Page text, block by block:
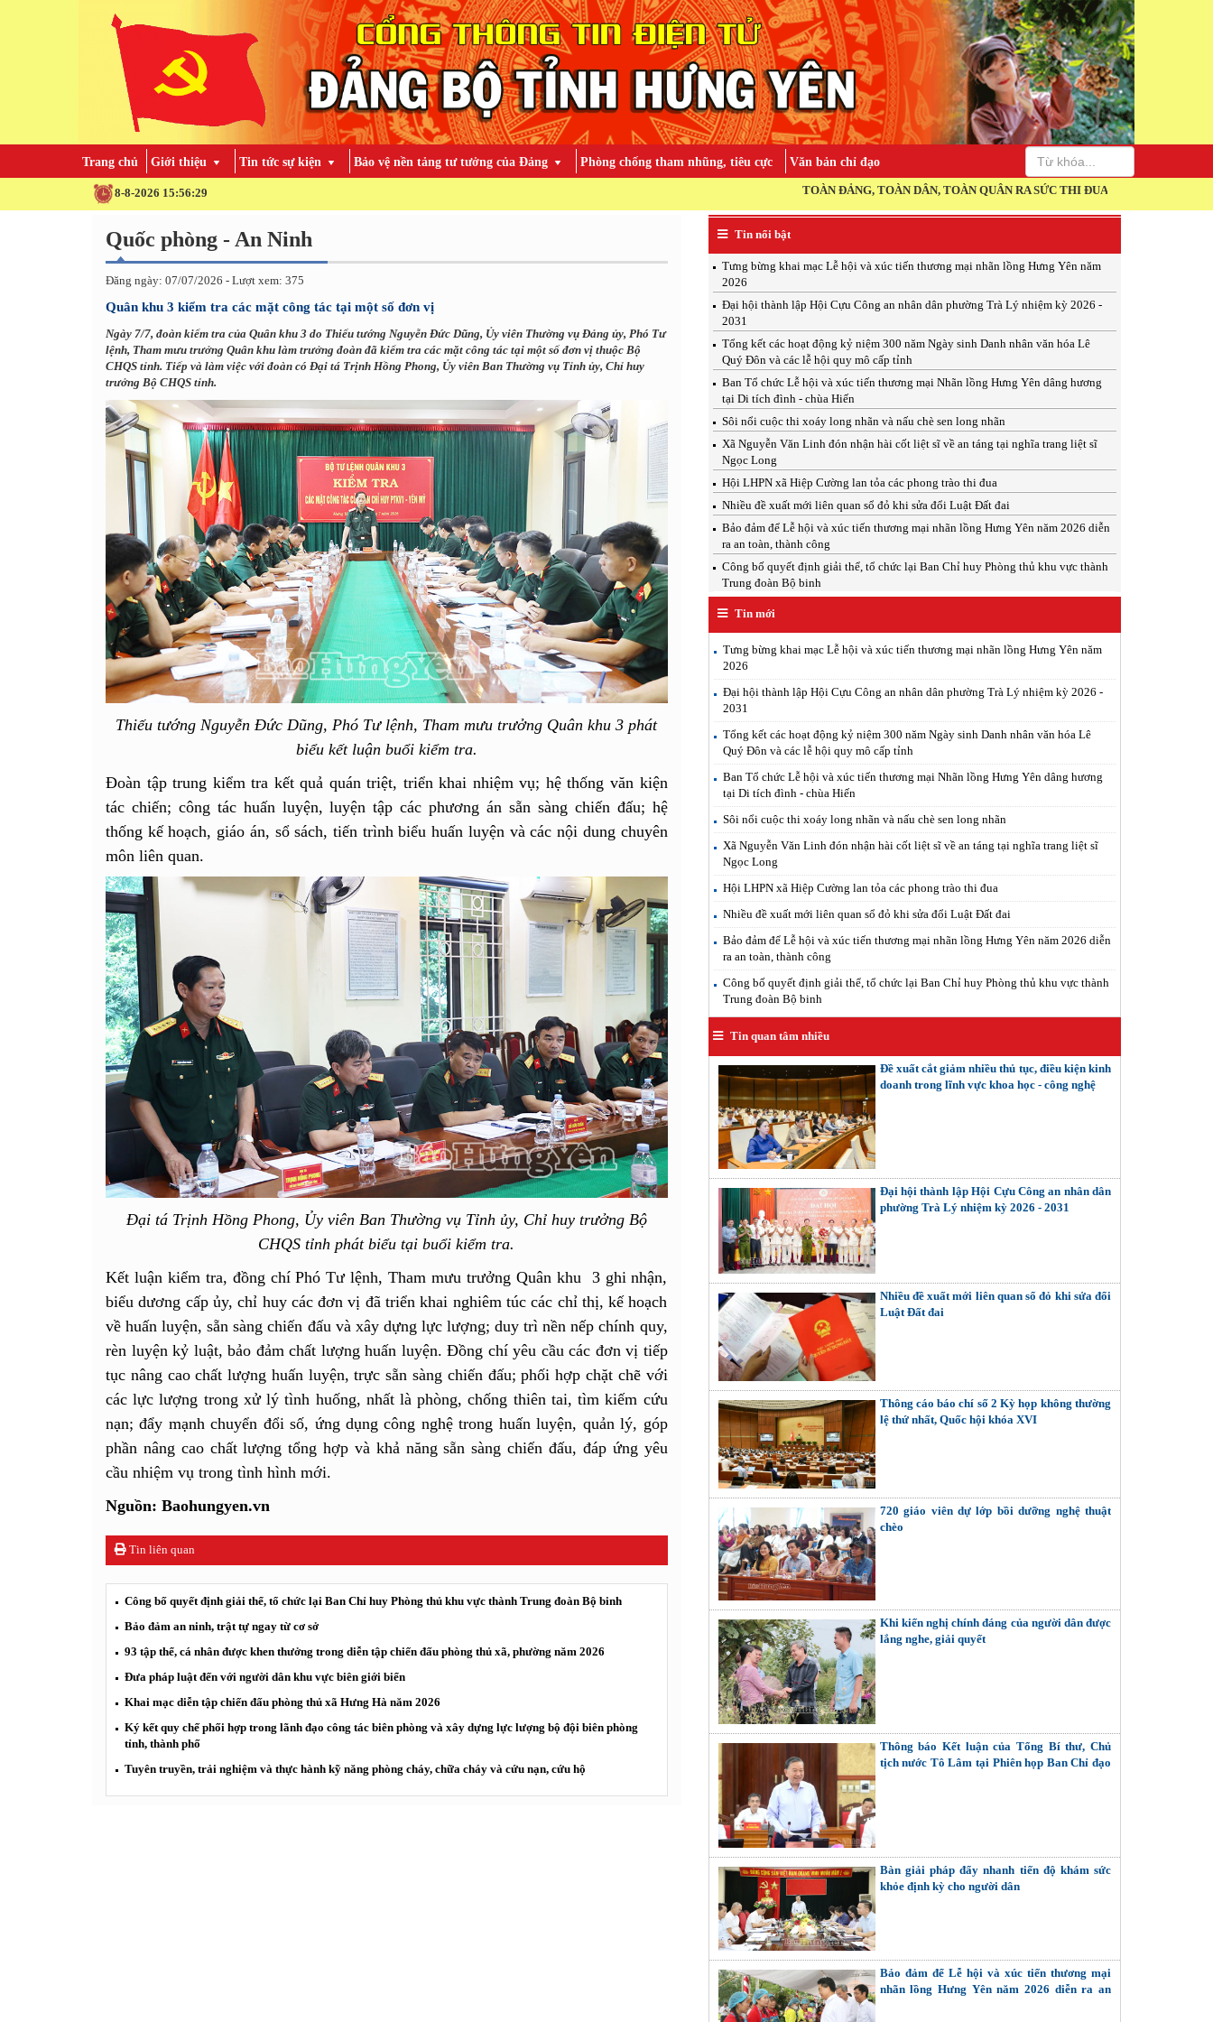
Trang chủ Giới thiệu Tin tức sự kiện Bảo vệ nền tảng tư tưởng của Đảng Phòng chống tham nhũng, tiêu cực Văn bản chỉ đạo
8-8-2026 15:56:30 TOÀN ĐẢNG, TOÀN DÂN, TOÀN QUÂN RA SỨC THI ĐUA THỰC HIỆN THẮNG LỢI
Quốc phòng - An Ninh
Đăng ngày: 07/07/2026 - Lượt xem: 375
Quân khu 3 kiểm tra các mặt công tác tại một số đơn vị
Ngày 7/7, đoàn kiểm tra của Quân khu 3 do Thiếu tướng Nguyễn Đức Dũng, Ủy viên Thường vụ Đảng ủy, Phó Tư
lệnh, Tham mưu trưởng Quân khu làm trưởng đoàn đã kiểm tra các mặt công tác tại một số đơn vị thuộc Bộ
CHQS tỉnh. Tiếp và làm việc với đoàn có Đại tá Trịnh Hồng Phong, Ủy viên Ban Thường vụ Tỉnh ủy, Chỉ huy
trưởng Bộ CHQS tỉnh.
Thiếu tướng Nguyễn Đức Dũng, Phó Tư lệnh, Tham mưu trưởng Quân khu 3 phát
biểu kết luận buổi kiểm tra.
Đoàn tập trung kiểm tra kết quả quán triệt, triển khai nhiệm vụ; hệ thống văn kiện
tác chiến; công tác huấn luyện, luyện tập các phương án sẵn sàng chiến đấu; hệ
thống kế hoạch, giáo án, sổ sách, tiến trình biểu huấn luyện và các nội dung chuyên
môn liên quan.
Đại tá Trịnh Hồng Phong, Ủy viên Ban Thường vụ Tỉnh ủy, Chỉ huy trưởng Bộ
CHQS tỉnh phát biểu tại buổi kiểm tra.
Kết luận kiểm tra, đồng chí Phó Tư lệnh, Tham mưu trưởng Quân khu 3 ghi nhận,
biểu dương cấp ủy, chỉ huy các đơn vị đã triển khai nghiêm túc các chỉ thị, kế hoạch
về huấn luyện, sẵn sàng chiến đấu và xây dựng lực lượng; duy trì nền nếp chính quy,
rèn luyện kỷ luật, bảo đảm chất lượng huấn luyện. Đồng chí yêu cầu các đơn vị tiếp
tục nâng cao chất lượng huấn luyện, trực sẵn sàng chiến đấu; phối hợp chặt chẽ với
các lực lượng trong xử lý tình huống, nhất là phòng, chống thiên tai, tìm kiếm cứu
nạn; đẩy mạnh chuyển đổi số, ứng dụng công nghệ trong huấn luyện, quản lý, góp
phần nâng cao chất lượng tổng hợp và khả năng sẵn sàng chiến đấu, đáp ứng yêu
cầu nhiệm vụ trong tình hình mới.
Nguồn: Baohungyen.vn
Tin liên quan
Công bố quyết định giải thể, tổ chức lại Ban Chỉ huy Phòng thủ khu vực thành Trung đoàn Bộ binh
Bảo đảm an ninh, trật tự ngay từ cơ sở
93 tập thể, cá nhân được khen thưởng trong diễn tập chiến đấu phòng thủ xã, phường năm 2026
Đưa pháp luật đến với người dân khu vực biên giới biển
Khai mạc diễn tập chiến đấu phòng thủ xã Hưng Hà năm 2026
Ký kết quy chế phối hợp trong lãnh đạo công tác biên phòng và xây dựng lực lượng bộ đội biên phòng
tỉnh, thành phố
Tuyên truyền, trải nghiệm và thực hành kỹ năng phòng cháy, chữa cháy và cứu nạn, cứu hộ
Tin nổi bật
Tưng bừng khai mạc Lễ hội và xúc tiến thương mại nhãn lồng Hưng Yên năm
2026
Đại hội thành lập Hội Cựu Công an nhân dân phường Trà Lý nhiệm kỳ 2026 -
2031
Tổng kết các hoạt động kỷ niệm 300 năm Ngày sinh Danh nhân văn hóa Lê
Quý Đôn và các lễ hội quy mô cấp tỉnh
Ban Tổ chức Lễ hội và xúc tiến thương mại Nhãn lồng Hưng Yên dâng hương
tại Di tích đình - chùa Hiến
Sôi nổi cuộc thi xoáy long nhãn và nấu chè sen long nhãn
Xã Nguyễn Văn Linh đón nhận hài cốt liệt sĩ về an táng tại nghĩa trang liệt sĩ
Ngọc Long
Hội LHPN xã Hiệp Cường lan tỏa các phong trào thi đua
Nhiều đề xuất mới liên quan sổ đỏ khi sửa đổi Luật Đất đai
Bảo đảm để Lễ hội và xúc tiến thương mại nhãn lồng Hưng Yên năm 2026 diễn
ra an toàn, thành công
Công bố quyết định giải thể, tổ chức lại Ban Chỉ huy Phòng thủ khu vực thành
Trung đoàn Bộ binh
Tin mới
Tưng bừng khai mạc Lễ hội và xúc tiến thương mại nhãn lồng Hưng Yên năm
2026
Đại hội thành lập Hội Cựu Công an nhân dân phường Trà Lý nhiệm kỳ 2026 -
2031
Tổng kết các hoạt động kỷ niệm 300 năm Ngày sinh Danh nhân văn hóa Lê
Quý Đôn và các lễ hội quy mô cấp tỉnh
Ban Tổ chức Lễ hội và xúc tiến thương mại Nhãn lồng Hưng Yên dâng hương
tại Di tích đình - chùa Hiến
Sôi nổi cuộc thi xoáy long nhãn và nấu chè sen long nhãn
Xã Nguyễn Văn Linh đón nhận hài cốt liệt sĩ về an táng tại nghĩa trang liệt sĩ
Ngọc Long
Hội LHPN xã Hiệp Cường lan tỏa các phong trào thi đua
Nhiều đề xuất mới liên quan sổ đỏ khi sửa đổi Luật Đất đai
Bảo đảm để Lễ hội và xúc tiến thương mại nhãn lồng Hưng Yên năm 2026 diễn
ra an toàn, thành công
Công bố quyết định giải thể, tổ chức lại Ban Chỉ huy Phòng thủ khu vực thành
Trung đoàn Bộ binh
Tin quan tâm nhiều
Đề xuất cắt giảm nhiều thủ tục, điều kiện kinh
doanh trong lĩnh vực khoa học - công nghệ
Đại hội thành lập Hội Cựu Công an nhân dân
phường Trà Lý nhiệm kỳ 2026 - 2031
Nhiều đề xuất mới liên quan sổ đỏ khi sửa đổi
Luật Đất đai
Thông cáo báo chí số 2 Kỳ họp không thường
lệ thứ nhất, Quốc hội khóa XVI
720 giáo viên dự lớp bồi dưỡng nghệ thuật
chèo
Khi kiến nghị chính đáng của người dân được
lắng nghe, giải quyết
Thông báo Kết luận của Tổng Bí thư, Chủ
tịch nước Tô Lâm tại Phiên họp Ban Chỉ đạo
Bàn giải pháp đẩy nhanh tiến độ khám sức
khỏe định kỳ cho người dân
Bảo đảm để Lễ hội và xúc tiến thương mại
nhãn lồng Hưng Yên năm 2026 diễn ra an